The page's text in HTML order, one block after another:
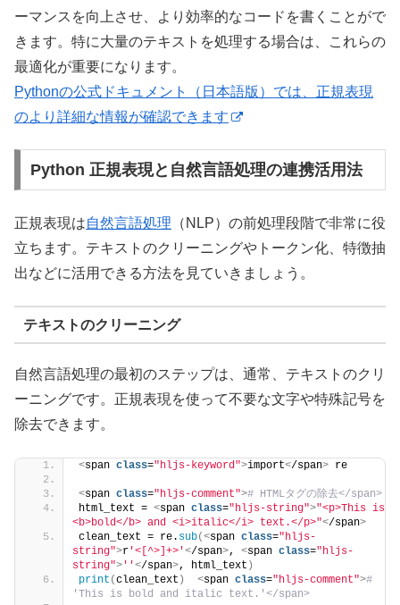
ーマンスを向上させ、より効率的なコードを書くことがで
きます。特に大量のテキストを処理する場合は、これらの
最適化が重要になります。
Pythonの公式ドキュメント（日本語版）では、正規表現
のより詳細な情報が確認できます
Python 正規表現と自然言語処理の連携活用法
正規表現は自然言語処理 （NLP）の前処理段階で非常に役
立ちます。テキストのクリーニングやトークン化、特徴抽
出などに活用できる方法を見ていきましょう。
テキストのクリーニング
自然言語処理の最初のステップは、通常、テキストのクリ
ーニングです。正規表現を使って不要な文字や特殊記号を
除去できます。
<span class="hljs-keyword">import</span> re
<span class="hljs-comment"># HTMLタグの除去</span>
html_text = <span class="hljs-string">"<p>This is
<b>bold</b> and <i>italic</i> text.</p>"</span>
clean_text = re. sub(<span class="hljs-
string">r '<[^>]+>'</span>, <span class="hljs-
string"> ''</span>, html_text )
print (clean_text ) <span class="hljs-comment">#
'This is bold and italic text.'</span>